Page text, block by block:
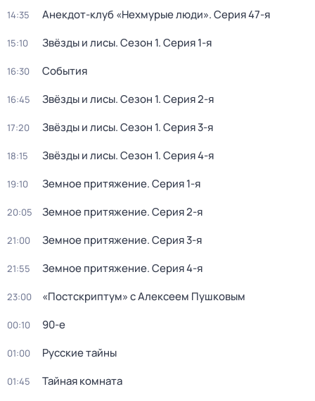
14:35 Анекдот-клуб «Нехмурые люди». Серия 47-я
15:10 Звёзды и лисы. Сезон 1. Серия 1-я
16:30 События
16:45 Звёзды и лисы. Сезон 1. Серия 2-я
17:20 Звёзды и лисы. Сезон 1. Серия 3-я
18:15 Звёзды и лисы. Сезон 1. Серия 4-я
19:10 Земное притяжение. Серия 1-я
20:05 Земное притяжение. Серия 2-я
21:00 Земное притяжение. Серия 3-я
21:55 Земное притяжение. Серия 4-я
23:00 «Постскриптум» с Алексеем Пушковым
00:10 90-е
01:00 Русские тайны
01:45 Тайная комната